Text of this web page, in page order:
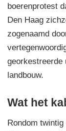
boerenprotest
Den Haag
zogenaamd
georkestreerde
landbouw.
Wat het
Rondom